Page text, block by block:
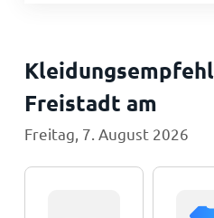
Freistadt am
Freitag, 7. August 2026